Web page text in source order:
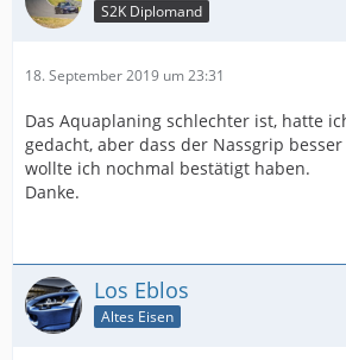
S2K Diplomand
18. September 2019 um 23:31
Das Aquaplaning schlechter ist, hatte
gedacht, aber dass der Nassgrip
wollte ich nochmal bestätigt haben.
Danke.
Los Eblos
Altes Eisen